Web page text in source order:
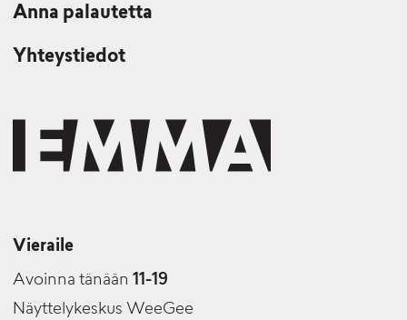
Anna palautetta
Yhteystiedot
Vieraile
Avoinna tänään 11-19
Näyttelykeskus WeeGee